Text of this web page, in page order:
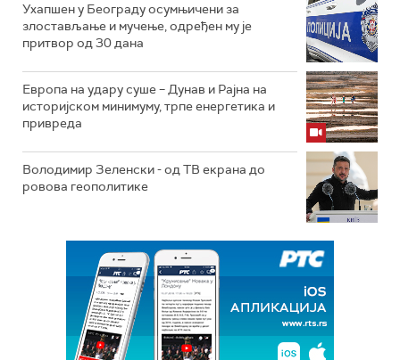
Ухапшен у Београду осумњичени за
злостављање и мучење, одређен му је
притвор од 30 дана
Европа на удару суше – Дунав и Рајна на
историјском минимуму, трпе енергетика и
привреда
Володимир Зеленски - од ТВ екрана до
ровова геополитике